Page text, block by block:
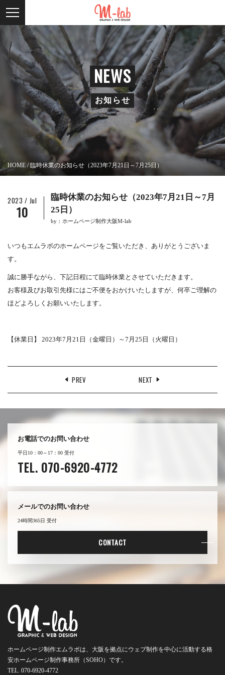
NEWS
お知らせ
HOME /臨時休業のお知らせ（2023年7月21日～7月25日）
2023 / Jul
10
臨時休業のお知らせ（2023年7月21日～7月
25日）
by：ホームページ制作大阪M-lab
いつもエムラボのホームページをご覧いただき、ありがとうございま
す。
誠に勝手ながら、下記日程にて臨時休業とさせていただきます。
お客様及びお取引先様にはご不便をおかけいたしますが、何卒ご理解の
ほどよろしくお願いいたします。
【休業日】 2023年7月21日（金曜日）～7月25日（火曜日）
PREV NEXT
お電話でのお問い合わせ
平日10：00～17：00 受付
TEL. 070-6920-4772
メールでのお問い合わせ
24時間365日 受付
CONTACT
ホームページ制作エムラボは、大阪を拠点にウェブ制作を中心に活動する格
安ホームページ制作事務所（SOHO）です。
TEL. 070-6920-4772